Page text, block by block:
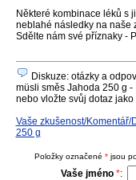
Některé kombinace léků s
neblahé následky na naše
Sdělte nám své příznaky -
Diskuze: otázky a
müsli směs Jahoda 250 g
nebo vložte svůj dotaz jako
Vaše zkušenost/
250 g
Položky označené * jsou
Vaše jméno *: